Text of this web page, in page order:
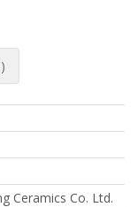
Ceramics Co. Ltd.